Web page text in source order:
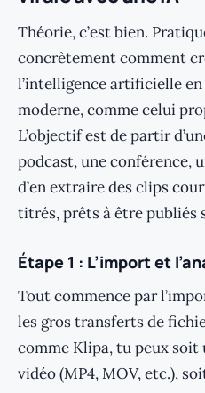
Théorie, c’est bien.
concrètement comment
l’intelligence artificielle
moderne, comme celui
L’objectif est de partir
podcast, une conférence,
d’en extraire des clips
titrés, prêts à être publiés
Étape 1 : L’import et
Tout commence par
les gros transferts de
comme Klipa, tu peux
vidéo (MP4, MOV, etc.),